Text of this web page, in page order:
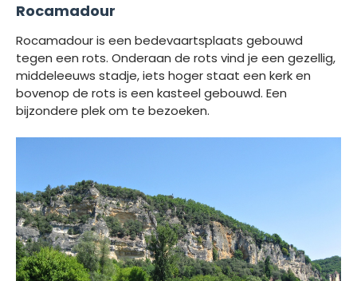
Rocamadour
Rocamadour is een bedevaartsplaats gebouwd
tegen een rots. Onderaan de rots vind je een gezellig,
middeleeuws stadje, iets hoger staat een kerk en
bovenop de rots is een kasteel gebouwd. Een
bijzondere plek om te bezoeken.